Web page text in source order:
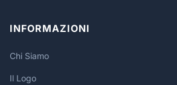
INFORMAZIONI
Chi Siamo
Il Logo